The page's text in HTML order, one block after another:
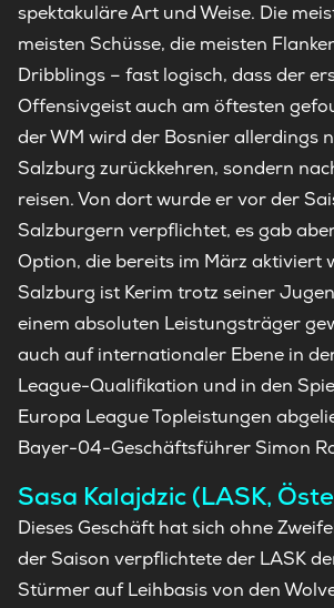
spektakuläre Art und Weise. Die
meisten Schüsse, die meisten
Dribblings – fast logisch, dass der
Offensivgeist auch am öftesten
der WM wird der Bosnier allerdings
Salzburg zurückkehren, sondern
reisen. Von dort wurde er vor der
Salzburgern verpflichtet, es gab
Option, die bereits im März aktiviert
Salzburg ist Kerim trotz seiner
einem absoluten Leistungsträger
auch auf internationaler Ebene in
League-Qualifikation und in den
Europa League Topleistungen
Bayer-04-Geschäftsführer Simon
Sasa Kalajdzic (LASK,
Dieses Geschäft hat sich ohne
der Saison verpflichtete der LASK
Stürmer auf Leihbasis von den